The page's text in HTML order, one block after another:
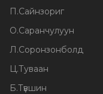
П.Сайнзориг
О.Саранчулуун
Л.Соронзонболд
Ц.Туваан
Б.Түвшин